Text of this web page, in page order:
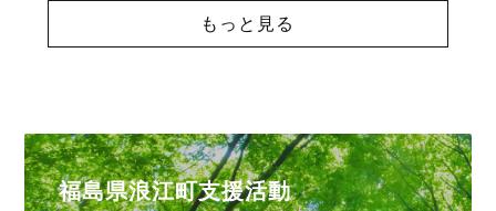
もっと見る
福島県浪江町支援活動